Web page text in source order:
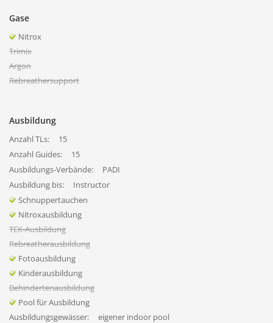
Gase
Nitrox
Trimix
Argon
Rebreathersupport
Ausbildung
Anzahl TLs:
15
Anzahl Guides:
15
Ausbildungs-Verbände:
PADI
Ausbildung bis:
Instructor
Schnuppertauchen
Nitroxausbildung
TEK-Ausbildung
Rebreatherausbildung
Fotoausbildung
Kinderausbildung
Behindertenausbildung
Pool für Ausbildung
Ausbildungsgewässer:
eigener indoor pool